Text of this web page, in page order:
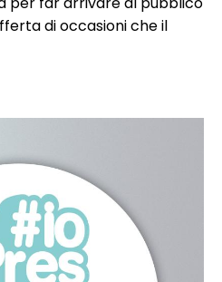
di occasioni che il